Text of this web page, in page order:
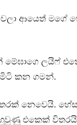
ආයෙත් මගේ
ලයිෆ්
කන ගමන්.
නෙවෙයි.
එකෙක්